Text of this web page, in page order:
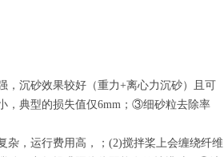
沉砂效果较好（重力+离心力沉砂）且可
，典型的损失值仅6mm；③细砂粒去除率
，运行费用高，；(2)搅拌桨上会缠绕纤维